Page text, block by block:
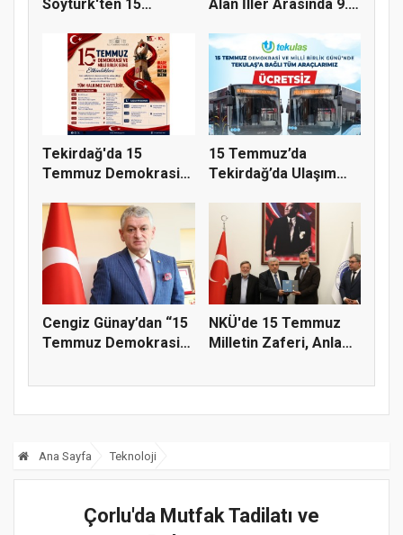
Soytürk'ten 15
Ve...
Alan İller Arasında 9.
Tekirdağ'da 15
Temmuz Demokrasi
15 Temmuz’da
Tekirdağ’da Ulaşım
Cengiz Günay’dan “15
Temmuz Demokrasi
NKÜ'de 15 Temmuz
Milletin Zaferi, Anlam
Ana Sayfa Teknoloji
Çorlu'da Mutfak Tadilatı ve